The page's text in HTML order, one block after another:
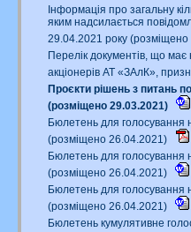
Інформація про загальну
яким надсилається
29.04.2021 року
Перелік документів, що має
акціонерів АТ «ЗАлК»,
Проєкти рішень з питань
(розміщено 29.03.2021)
Бюлетень для голосування
(розміщено 26.04.2021)
Бюлетень для голосування
(розміщено 26.04.2021)
Бюлетень для голосування
(розміщено 26.04.2021)
Бюлетень кумулятивне